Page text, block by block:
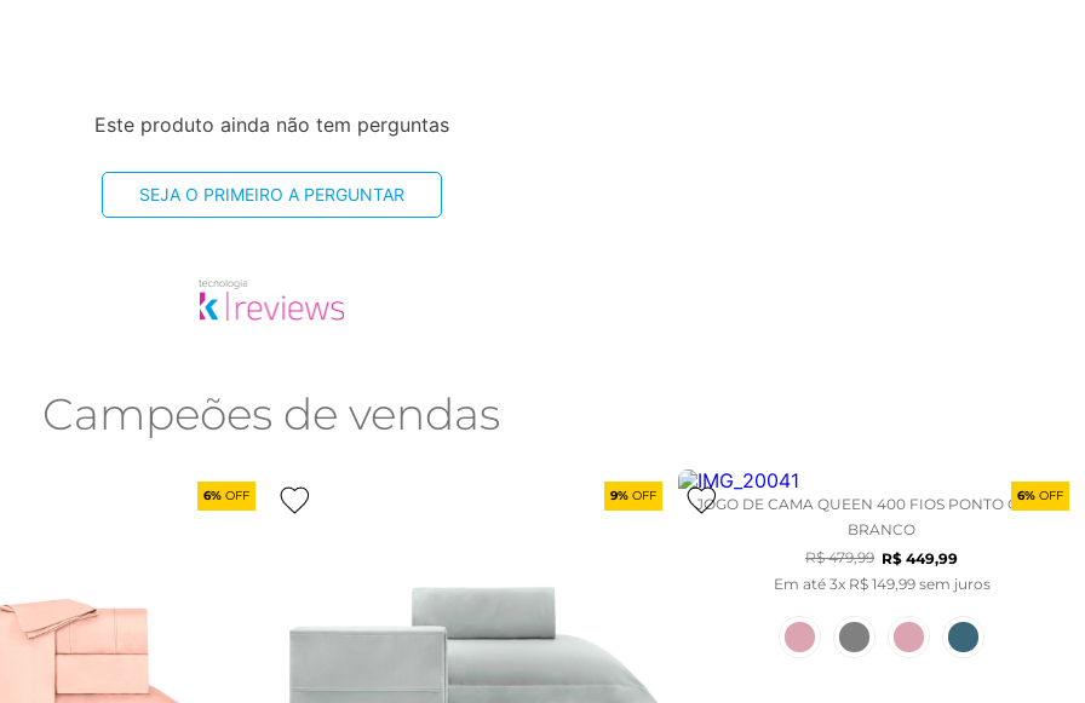
Este produto ainda não tem perguntas
SEJA O PRIMEIRO A PERGUNTAR
Campeões de vendas
6% OFF 9% OFF 6% OFF
JOGO DE CAMA QUEEN 400 FIOS PONTO CHEIO -
BRANCO
R$ 479,99 R$ 449,99
Em até 3x R$ 149, 99sem juros